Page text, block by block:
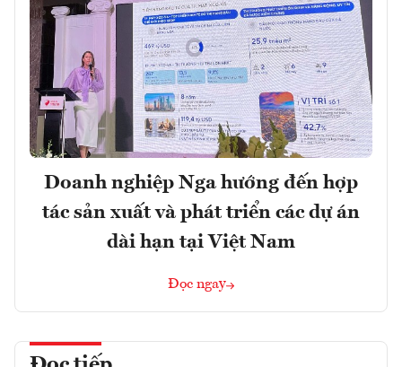
Doanh nghiệp Nga hướng đến hợp
tác sản xuất và phát triển các dự án
dài hạn tại Việt Nam
Đọc ngay